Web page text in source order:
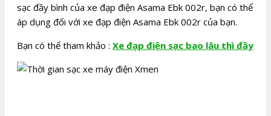
sạc đầy bình của xe đạp điện Asama Ebk 002r, bạn có thể
áp dụng đối với xe đạp điện Asama Ebk 002r của bạn.
Bạn có thể tham khảo : Xe đạp điện sạc bao lâu thì đầy